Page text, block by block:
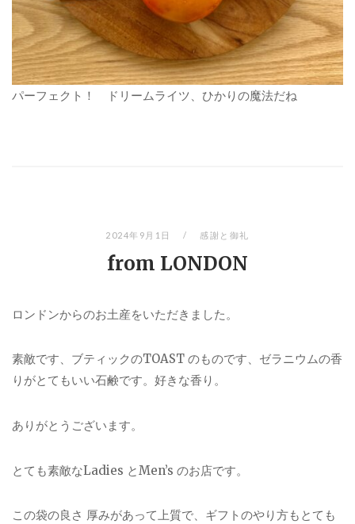
パーフェクト！ ドリームライツ、ひかりの魔法だね
2024年9月1日 感謝と御礼
from LONDON
ロンドンからのお土産をいただきました。
素敵です、ブティックのTOAST のものです、ゼラニウムの香
りがとてもいい石鹸です。好きな香り。
ありがとうございます。
とても素敵なLadies とMen’s のお店です。
この袋の良さ 厚みがあって上質で、ギフトのやり方もとても